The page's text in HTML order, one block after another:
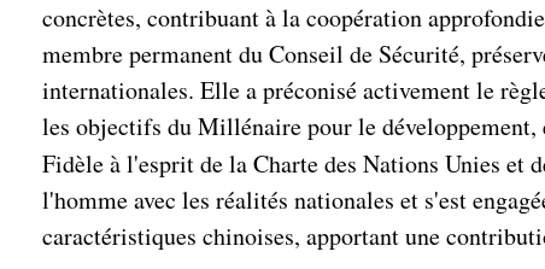
concrètes, contribuant à la coopération
membre permanent du Conseil de Sécurité,
internationales. Elle a préconisé activement le
les objectifs du Millénaire pour le
Fidèle à l'esprit de la Charte des Nations Unies et
l'homme avec les réalités nationales et s'est
caractéristiques chinoises, apportant une